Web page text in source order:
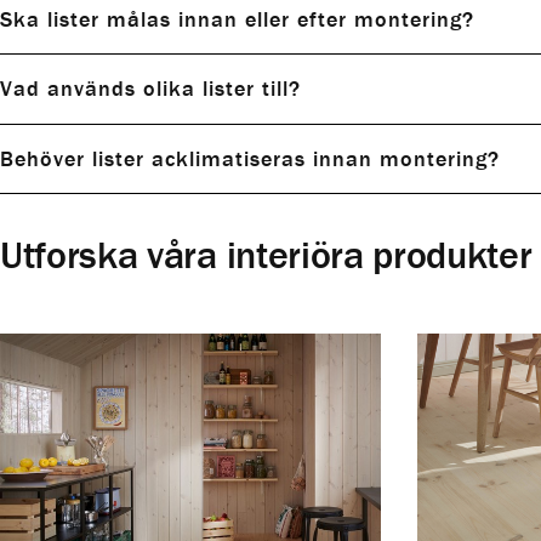
Ska lister målas innan eller efter montering?
Vad används olika lister till?
Behöver lister acklimatiseras innan montering?
Utforska våra interiöra produkter